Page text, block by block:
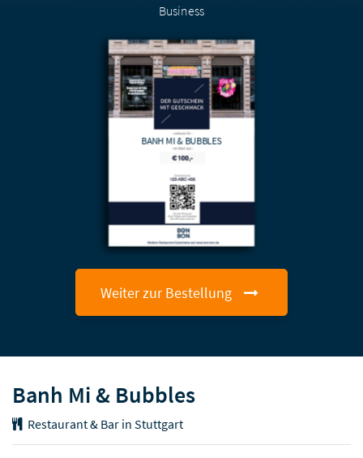
Business
BANH MI & BUBBLES
Weiter zur Bestellung
Banh Mi & Bubbles
Restaurant & Bar in Stuttgart